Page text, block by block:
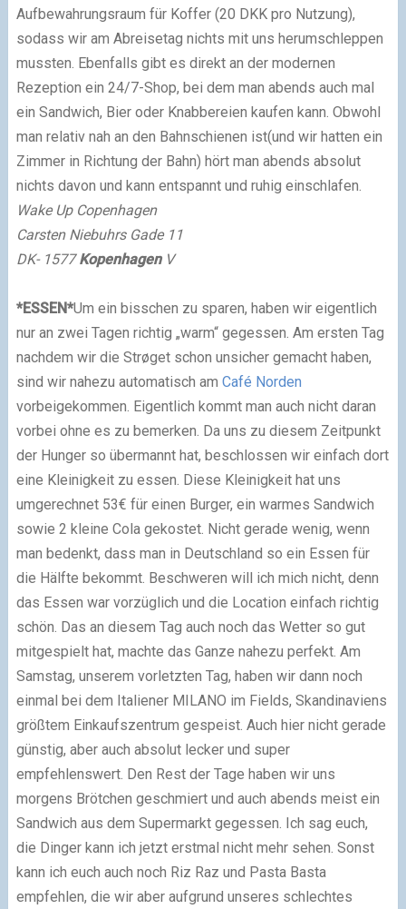
Aufbewahrungsraum für Koffer (20 DKK pro Nutzung),
sodass wir am Abreisetag nichts mit uns herumschleppen
mussten. Ebenfalls gibt es direkt an der modernen
Rezeption ein 24/7-Shop, bei dem man abends auch mal
ein Sandwich, Bier oder Knabbereien kaufen kann. Obwohl
man relativ nah an den Bahnschienen ist(und wir hatten ein
Zimmer in Richtung der Bahn) hört man abends absolut
nichts davon und kann entspannt und ruhig einschlafen.
Wake Up Copenhagen
Carsten Niebuhrs Gade 11
DK- 1577KopenhagenV
*ESSEN*Um ein bisschen zu sparen, haben wir eigentlich
nur an zwei Tagen richtig „warm“ gegessen. Am ersten Tag
nachdem wir die Strøget schon unsicher gemacht haben,
sind wir nahezu automatisch am Café Norden
vorbeigekommen. Eigentlich kommt man auch nicht daran
vorbei ohne es zu bemerken. Da uns zu diesem Zeitpunkt
der Hunger so übermannt hat, beschlossen wir einfach dort
eine Kleinigkeit zu essen. Diese Kleinigkeit hat uns
umgerechnet 53€ für einen Burger, ein warmes Sandwich
sowie 2 kleine Cola gekostet. Nicht gerade wenig, wenn
man bedenkt, dass man in Deutschland so ein Essen für
die Hälfte bekommt. Beschweren will ich mich nicht, denn
das Essen war vorzüglich und die Location einfach richtig
schön. Das an diesem Tag auch noch das Wetter so gut
mitgespielt hat, machte das Ganze nahezu perfekt. Am
Samstag, unserem vorletzten Tag, haben wir dann noch
einmal bei dem Italiener MILANO im Fields, Skandinaviens
größtem Einkaufszentrum gespeist. Auch hier nicht gerade
günstig, aber auch absolut lecker und super
empfehlenswert. Den Rest der Tage haben wir uns
morgens Brötchen geschmiert und auch abends meist ein
Sandwich aus dem Supermarkt gegessen. Ich sag euch,
die Dinger kann ich jetzt erstmal nicht mehr sehen. Sonst
kann ich euch auch noch Riz Raz und Pasta Basta
empfehlen, die wir aber aufgrund unseres schlechtes